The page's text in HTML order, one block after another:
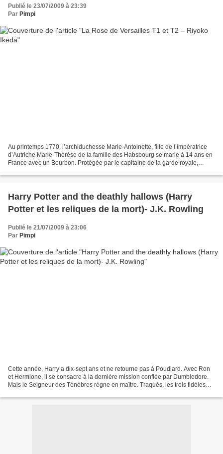
Publié le 23/07/2009 à 23:39
Par Pimpi
Au printemps 1770, l’archiduchesse Marie-Antoinette, fille de l’impératrice
d’Autriche Marie-Thérèse de la famille des Habsbourg se marie à 14 ans en
France avec un Bourbon. Protégée par le capitaine de la garde royale,
Harry Potter and the deathly hallows (Harry
Potter et les reliques de la mort)- J.K. Rowling
Publié le 21/07/2009 à 23:06
Par Pimpi
Cette année, Harry a dix-sept ans et ne retourne pas à Poudlard. Avec Ron
et Hermione, il se consacre à la dernière mission confiée par Dumbledore.
Mais le Seigneur des Ténèbres règne en maître. Traqués, les trois fidèles